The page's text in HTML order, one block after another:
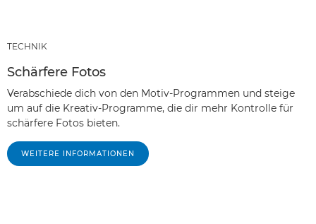
TECHNIK
Schärfere Fotos
Verabschiede dich von den Motiv-Programmen und steige
um auf die Kreativ-Programme, die dir mehr Kontrolle für
schärfere Fotos bieten.
WEITERE INFORMATIONEN